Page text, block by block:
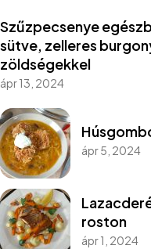
Szűzpecsenye
sütve, zelleres
zöldségekkel
ápr 13, 2024
ápr 5, 2024
roston
ápr 1, 2024